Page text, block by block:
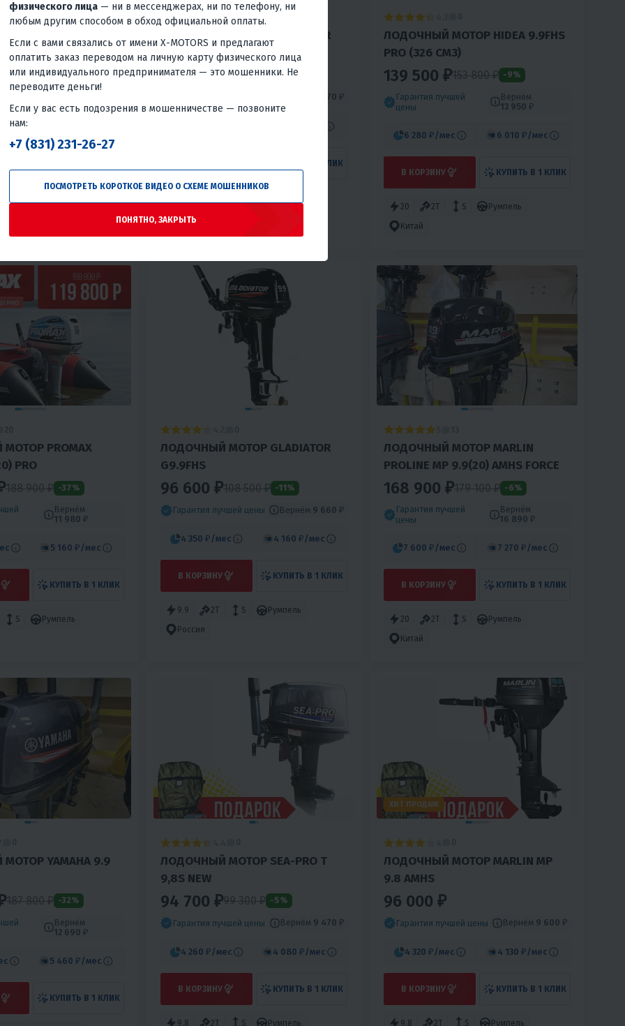
0
MARLIN MP
цены
4.8 0
ЛОДОЧНЫЙ МОТОР GLADIATOR
G9.8FHS
77 700 ₽88 500 ₽ -12%
7 770 ₽
КУПИТЬ В 1 КЛИК
Россия
ЛОДОЧНЫЙ МОТОР HIDEA 9.9FHS
PRO (326 СМ3)
139 500 ₽153 800 ₽ -9%
Гарантия лучшей
цены
Вернём
13 950 ₽
6 280 ₽ /мес 6 010 ₽ /мес
В КОРЗИНУ КУПИТЬ В 1 КЛИК
20 2T S
Румпель
Китай
PROMAX
PRO
188 900 ₽ -37%
Вернём
11 980 ₽
5 160 ₽ /мес
КУПИТЬ В 1 КЛИК
S
Румпель
ЛОДОЧНЫЙ МОТОР GLADIATOR
G9.9FHS
96 600 ₽108 500 ₽ -11%
Гарантия лучшей цены Вернём 9 660 ₽
4 350 ₽ /мес 4 160 ₽ /мес
В КОРЗИНУ КУПИТЬ В 1 КЛИК
9.9 2T S
Румпель
Россия
ЛОДОЧНЫЙ МОТОР MARLIN
PROLINE MP 9.9(20) AMHS FORCE
168 900 ₽179 100 ₽ -6%
Гарантия лучшей
цены
Вернём
16 890 ₽
7 600 ₽ /мес 7 270 ₽ /мес
В КОРЗИНУ КУПИТЬ В 1 КЛИК
20 2T S
Румпель
Китай
YAMAHA 9.9
187 800 ₽ -32%
Вернём
12 690 ₽
5 460 ₽ /мес
КУПИТЬ В 1 КЛИК
ЛОДОЧНЫЙ МОТОР SEA-PRO T
9,8S NEW
94 700 ₽99 300 ₽ -5%
Гарантия лучшей цены Вернём 9 470 ₽
4 260 ₽ /мес 4 080 ₽ /мес
В КОРЗИНУ КУПИТЬ В 1 КЛИК
9.8 2T S Румпель
ХИТ ПРОДАЖ
ЛОДОЧНЫЙ МОТОР MARLIN MP
9.8 AMHS
96 000 ₽
Гарантия лучшей цены Вернём 9 600 ₽
4 320 ₽ /мес 4 130 ₽ /мес
В КОРЗИНУ КУПИТЬ В 1 КЛИК
9.8 2T S Румпель
физического лица — ни в мессенджерах, ни по телефону, ни
любым другим способом в обход официальной оплаты.
Если с вами связались от имени X-MOTORS и предлагают
оплатить заказ переводом на личную карту физического лица
или индивидуального предпринимателя — это мошенники. Не
переводите деньги!
Если у вас есть подозрения в мошенничестве — позвоните
нам:
+7 (831) 231-26-27
ПОСМОТРЕТЬ КОРОТКОЕ ВИДЕО О СХЕМЕ МОШЕННИКОВ
ПОНЯТНО, ЗАКРЫТЬ